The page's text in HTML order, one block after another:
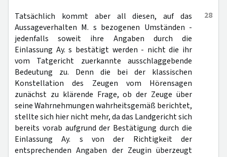
28
Tatsächlich kommt aber all diesen, auf das
Aussageverhalten M. s bezogenen Umständen -
jedenfalls soweit ihre Angaben durch die
Einlassung Ay. s bestätigt werden - nicht die ihr
vom Tatgericht zuerkannte ausschlaggebende
Bedeutung zu. Denn die bei der klassischen
Konstellation des Zeugen vom Hörensagen
zunächst zu klärende Frage, ob der Zeuge über
seine Wahrnehmungen wahrheitsgemäß berichtet,
stellte sich hier nicht mehr, da das Landgericht sich
bereits vorab aufgrund der Bestätigung durch die
Einlassung Ay. s von der Richtigkeit der
entsprechenden Angaben der Zeugin überzeugt